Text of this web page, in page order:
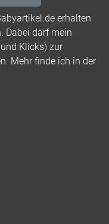
erhalten
Dabei darf mein
Klicks) zur
Mehr finde ich in der